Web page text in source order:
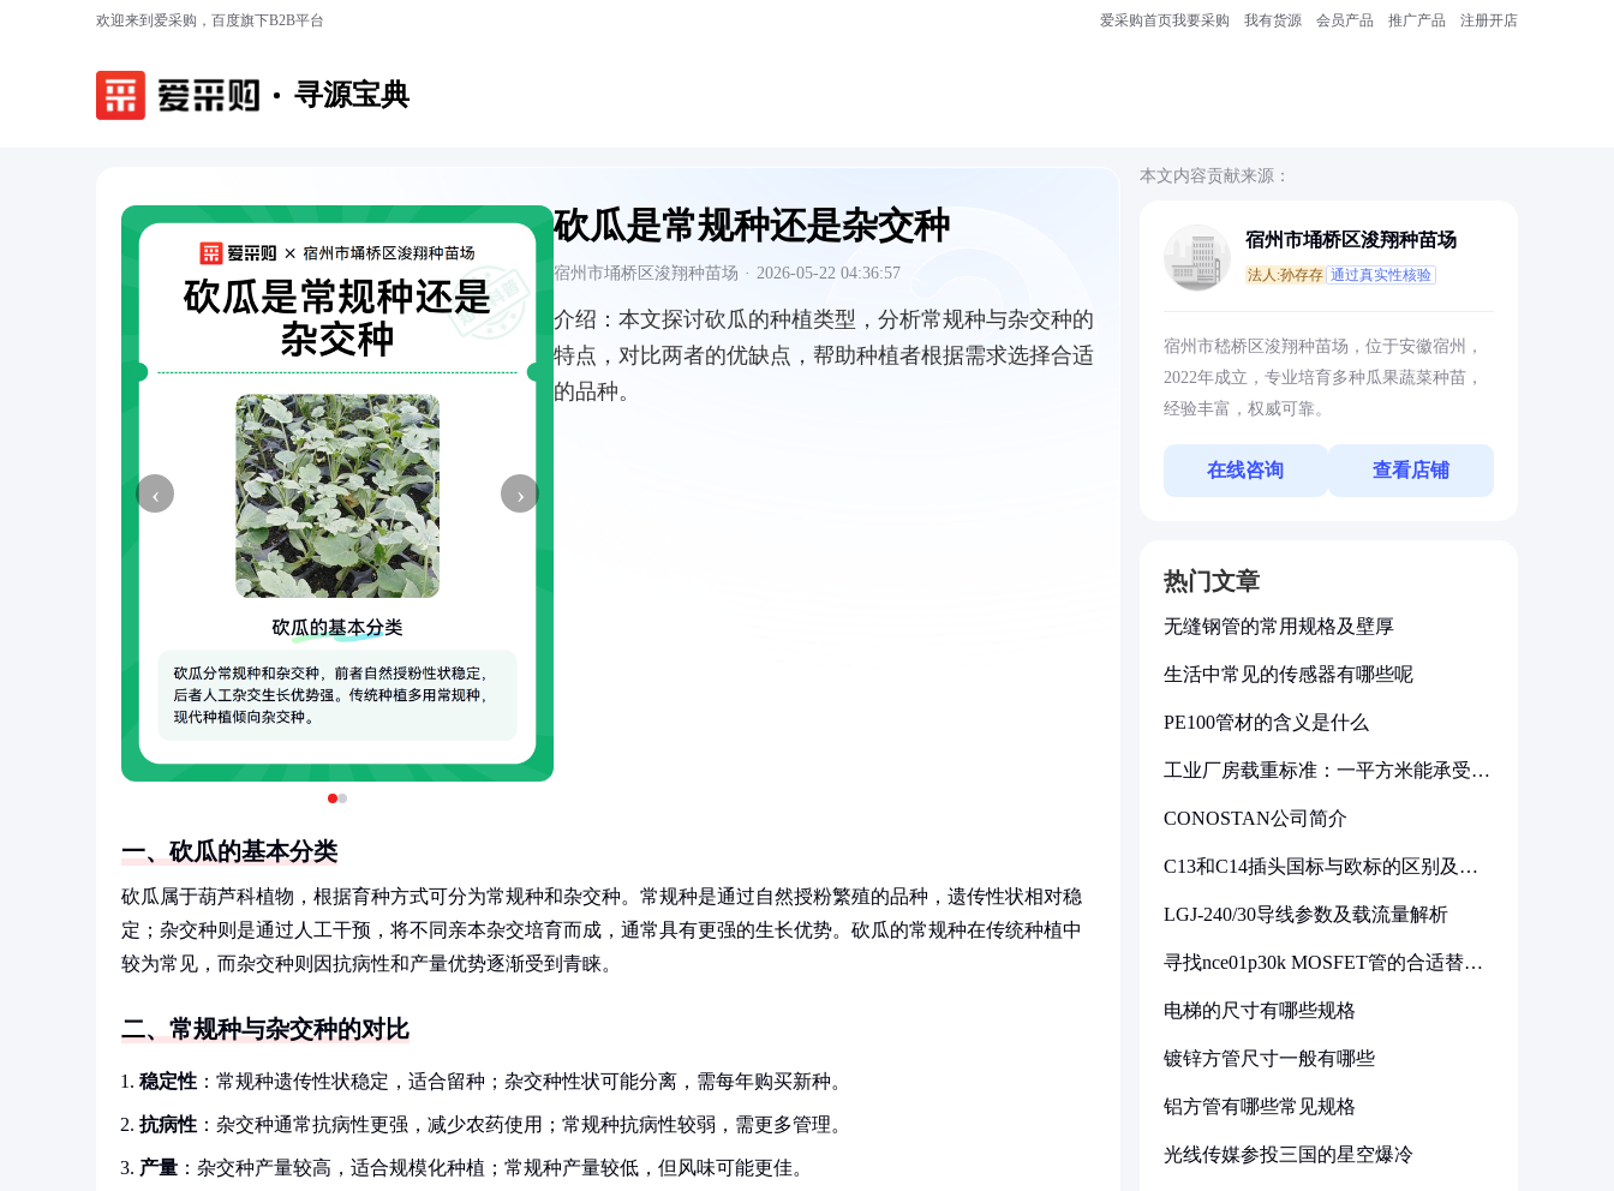
欢迎来到爱采购，百度旗下B2B平台 爱采购首页我要采购 我有货源 会员产品 推广产品 注册开店
寻源宝典
‹ ›
砍瓜是常规种还是杂交种
宿州市埇桥区浚翔种苗场 · 2026-05-22 04:36:57
介绍： 本文探讨砍瓜的种植类型，分析常规种与杂交种的
特点，对比两者的优缺点，帮助种植者根据需求选择合适
的品种。
一、砍瓜的基本分类
砍瓜属于葫芦科植物，根据育种方式可分为常规种和杂交种。常规种是通过自然授粉繁殖的品种，遗传性状相对稳
定；杂交种则是通过人工干预，将不同亲本杂交培育而成，通常具有更强的生长优势。砍瓜的常规种在传统种植中
较为常见，而杂交种则因抗病性和产量优势逐渐受到青睐。
二、常规种与杂交种的对比
稳定性 ：常规种遗传性状稳定，适合留种；杂交种性状可能分离，需每年购买新种。
抗病性 ：杂交种通常抗病性更强，减少农药使用；常规种抗病性较弱，需更多管理。
产量 ：杂交种产量较高，适合规模化种植；常规种产量较低，但风味可能更佳。
本文内容贡献来源：
宿州市埇桥区浚翔种苗场
法人:孙存存 通过真实性核验
宿州市嵇桥区浚翔种苗场，位于安徽宿州，
2022年成立，专业培育多种瓜果蔬菜种苗，
经验丰富，权威可靠。
在线咨询 查看店铺
热门文章
无缝钢管的常用规格及壁厚
生活中常见的传感器有哪些呢
PE100管材的含义是什么
工业厂房载重标准：一平方米能承受多
CONOSTAN公司简介
C13和C14插头国标与欧标的区别及其
LGJ-240/30导线参数及载流量解析
寻找nce01p30k MOSFET管的合适替代
电梯的尺寸有哪些规格
镀锌方管尺寸一般有哪些
铝方管有哪些常见规格
光线传媒参投三国的星空爆冷